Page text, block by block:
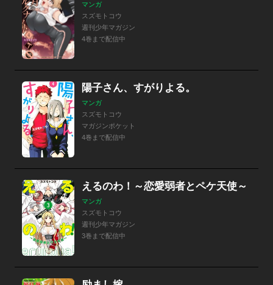
マンガ
スズモトコウ
週刊少年マガジン
4巻まで配信中
陽子さん、すがりよる。
マンガ
スズモトコウ
マガジンポケット
4巻まで配信中
えるのわ！～恋愛弱者とペケ天使～
マンガ
スズモトコウ
週刊少年マガジン
3巻まで配信中